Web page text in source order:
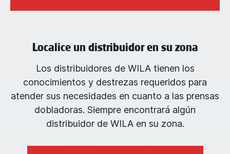
Localice un distribuidor en su zona
Los distribuidores de WILA tienen los
conocimientos y destrezas requeridos para
atender sus necesidades en cuanto a las prensas
dobladoras. Siempre encontrará algún
distribuidor de WILA en su zona.